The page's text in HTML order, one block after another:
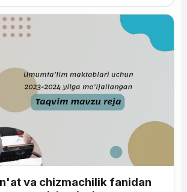
va chizmachilik fanidan